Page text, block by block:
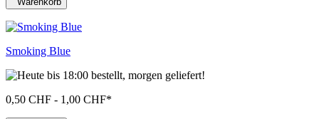
Smoking Blue
0,50 CHF - 1,00 CHF*